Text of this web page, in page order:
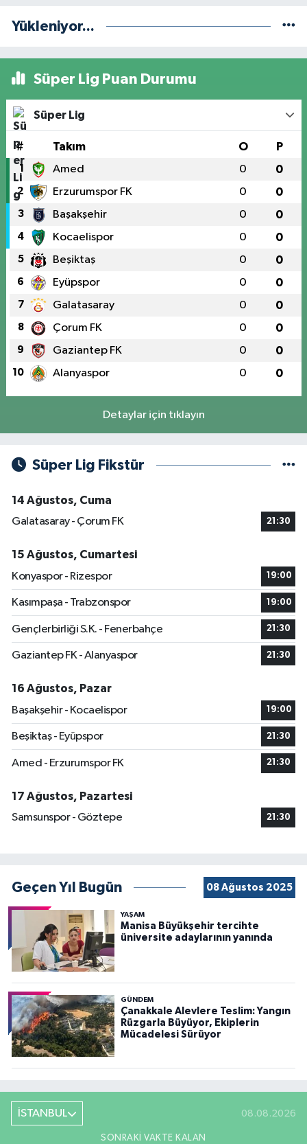
Yükleniyor...
Süper Lig Puan Durumu
Süper Lig
# Takım O P
1 Amed 0 0
2 Erzurumspor FK 0 0
3 Başakşehir 0 0
4 Kocaelispor 0 0
5 Beşiktaş 0 0
6 Eyüpspor 0 0
7 Galatasaray 0 0
8 Çorum FK 0 0
9 Gaziantep FK 0 0
10 Alanyaspor 0 0
Detaylar için tıklayın
Süper Lig Fikstür
14 Ağustos, Cuma
Galatasaray - Çorum FK
21:30
15 Ağustos, Cumartesi
Konyaspor - Rizespor
19:00
Kasımpaşa - Trabzonspor 19:00
Gençlerbirliği S.K. - Fenerbahçe 21:30
Gaziantep FK - Alanyaspor 21:30
16 Ağustos, Pazar
Başakşehir - Kocaelispor
19:00
Beşiktaş - Eyüpspor 21:30
Amed - Erzurumspor FK 21:30
17 Ağustos, Pazartesi
Samsunspor - Göztepe
21:30
Geçen Yıl Bugün 08 Ağustos 2025
YAŞAM
Manisa Büyükşehir tercihte
üniversite adaylarının yanında
GÜNDEM
Çanakkale Alevlere Teslim: Yangın
Rüzgarla Büyüyor, Ekiplerin
Mücadelesi Sürüyor
İSTANBUL 08.08.2026
SONRAKI VAKTE KALAN